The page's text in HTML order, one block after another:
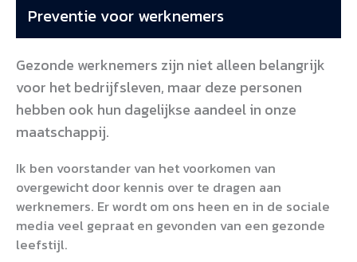
Preventie voor werknemers
Gezonde werknemers zijn niet alleen belangrijk
voor het bedrijfsleven, maar deze personen
hebben ook hun dagelijkse aandeel in onze
maatschappij.
Ik ben voorstander van het voorkomen van
overgewicht door kennis over te dragen aan
werknemers. Er wordt om ons heen en in de sociale
media veel gepraat en gevonden van een gezonde
leefstijl.